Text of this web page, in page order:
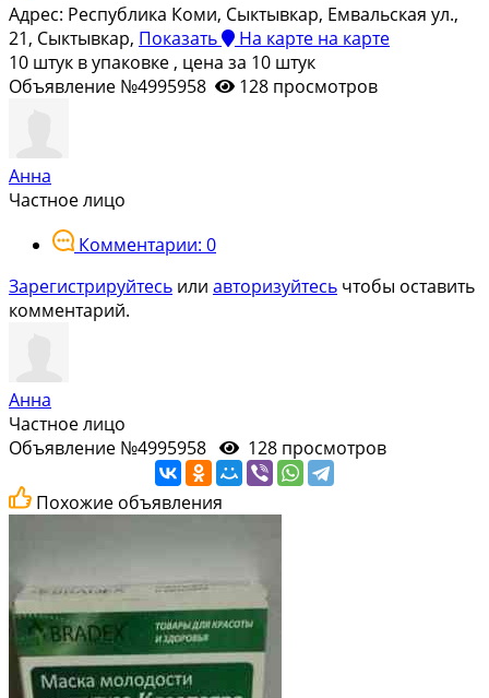
Адрес: Республика Коми, Сыктывкар, Емвальская ул.,
21, Сыктывкар, Показать На карте на карте
10 штук в упаковке , цена за 10 штук
Объявление №4995958
128 просмотров
Анна
Частное лицо
Комментарии: 0
Зарегистрируйтесь или авторизуйтесь чтобы оставить
комментарий.
Анна
Частное лицо
Объявление №4995958
128 просмотров
Похожие объявления